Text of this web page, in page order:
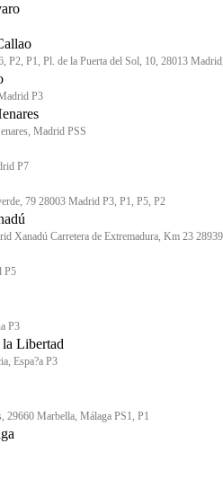
P2, P1, Pl. de la Puerta del Sol, 10, 28013
P3
Madrid PSS
P7
79 28003 Madrid P3, P1, P5, P2
Xanadú Carretera de Extremadura, Km 23
P5
P3
Libertad
Espa?a P3
29660 Marbella, Málaga PS1, P1